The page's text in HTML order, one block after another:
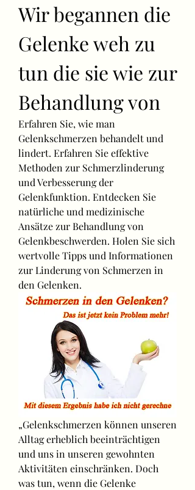
Wir begannen die
Gelenke weh zu
tun die sie wie zur
Behandlung von
Erfahren Sie, wie man
Gelenkschmerzen behandelt und
lindert. Erfahren Sie effektive
Methoden zur Schmerzlinderung
und Verbesserung der
Gelenkfunktion. Entdecken Sie
natürliche und medizinische
Ansätze zur Behandlung von
Gelenkbeschwerden. Holen Sie sich
wertvolle Tipps und Informationen
zur Linderung von Schmerzen in
den Gelenken.
„Gelenkschmerzen können unseren
Alltag erheblich beeinträchtigen
und uns in unseren gewohnten
Aktivitäten einschränken. Doch
was tun, wenn die Gelenke